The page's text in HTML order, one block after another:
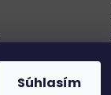
Súhlasím